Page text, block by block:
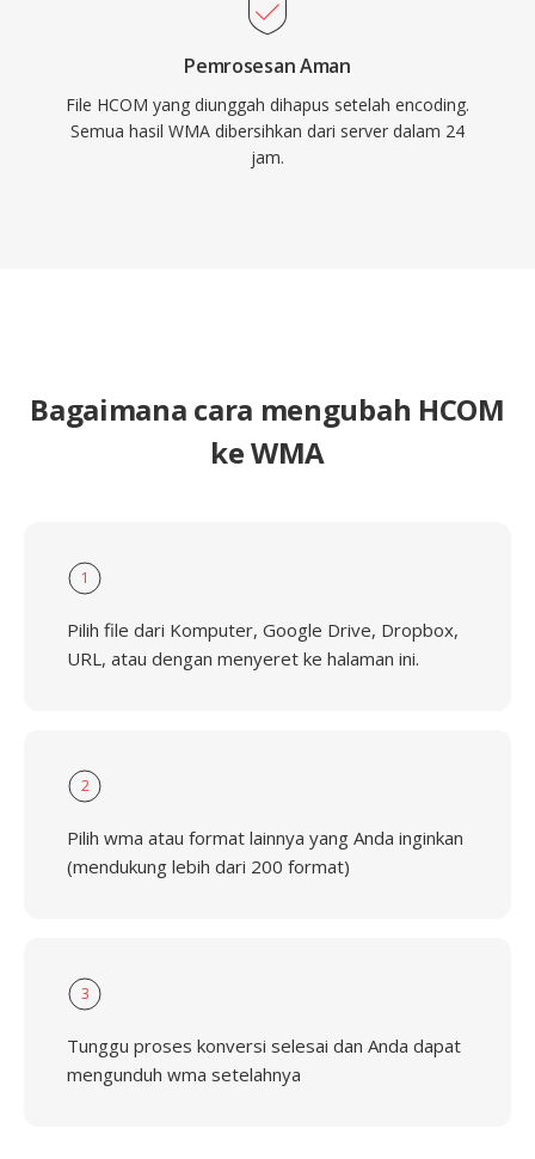
Pemrosesan Aman
File HCOM yang diunggah dihapus setelah encoding.
Semua hasil WMA dibersihkan dari server dalam 24
jam.
Bagaimana cara mengubah HCOM
ke WMA
1
Pilih file dari Komputer, Google Drive, Dropbox,
URL, atau dengan menyeret ke halaman ini.
2
Pilih wma atau format lainnya yang Anda inginkan
(mendukung lebih dari 200 format)
3
Tunggu proses konversi selesai dan Anda dapat
mengunduh wma setelahnya